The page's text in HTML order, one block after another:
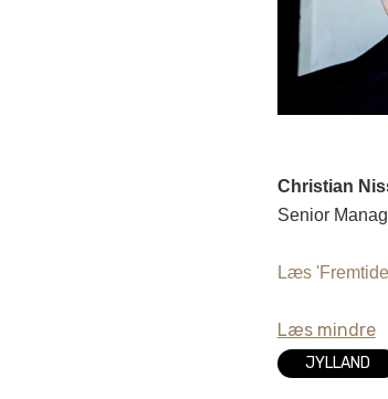
Christian
Senior
Læs
Læs mindre
JYLLAND